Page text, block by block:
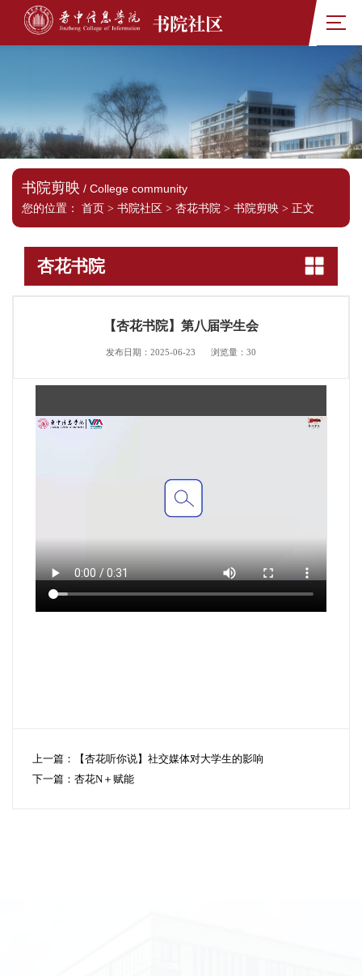
书院社区
书院剪映 / College community
您的位置：
首页 > 书院社区 > 杏花书院 > 书院剪映 > 正文
杏花书院
【杏花书院】第八届学生会
发布日期：2025-06-23 浏览量： 30
上一篇：
【杏花听你说】社交媒体对大学生的影响
下一篇： 杏花N＋赋能